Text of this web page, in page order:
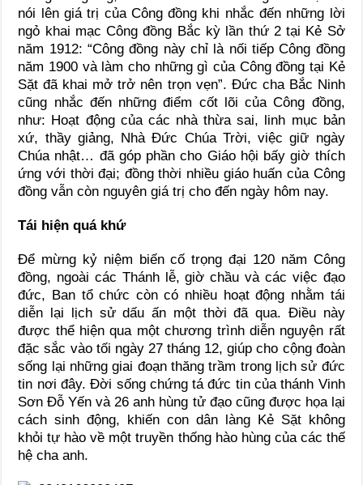
nói lên giá trị của Công đồng khi nhắc đến những lời
ngỏ khai mạc Công đồng Bắc kỳ lần thứ 2 tại Kẻ Sở
năm 1912: “Công đồng này chỉ là nối tiếp Công đồng
năm 1900 và làm cho những gì của Công đồng tại Kẻ
Sặt đã khai mở trở nên trọn vẹn”. Đức cha Bắc Ninh
cũng nhắc đến những điểm cốt lõi của Công đồng,
như: Hoạt động của các nhà thừa sai, linh mục bản
xứ, thầy giảng, Nhà Đức Chúa Trời, việc giữ ngày
Chúa nhật… đã góp phần cho Giáo hội bấy giờ thích
ứng với thời đại; đồng thời nhiều giáo huấn của Công
đồng vẫn còn nguyên giá trị cho đến ngày hôm nay.
Tái hiện quá khứ
Để mừng kỷ niệm biến cố trọng đại 120 năm Công
đồng, ngoài các Thánh lễ, giờ chầu và các việc đạo
đức, Ban tổ chức còn có nhiều hoạt động nhằm tái
diễn lại lịch sử dấu ấn một thời đã qua. Điều này
được thể hiện qua một chương trình diễn nguyện rất
đặc sắc vào tối ngày 27 tháng 12, giúp cho cộng đoàn
sống lại những giai đoạn thăng trầm trong lịch sử đức
tin nơi đây. Đời sống chứng tá đức tin của thánh Vinh
Sơn Đỗ Yến và 26 anh hùng tử đạo cũng được họa lại
cách sinh động, khiến con dân làng Kẻ Sặt không
khỏi tự hào về một truyền thống hào hùng của các thế
hệ cha anh.